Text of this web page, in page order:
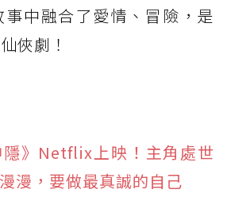
中融合了愛情、冒險，是
俠劇！
》Netflix上映！主角處世
漫，要做最真誠的自己